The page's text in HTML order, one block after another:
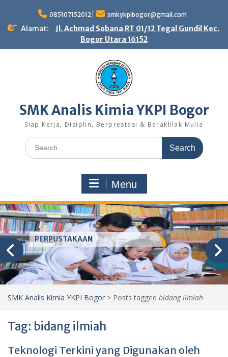
content
085107152012 smkykpibogor@gmail.com
Alamat:
Jl. Achmad Sobana RT 01/12 Tegal Gundil Kec.
Bogor Utara 16152
SMK Analis Kimia YKPI Bogor
Siap Kerja, Disiplin, Berprestasi & Berakhlak Mulia
Search
for:
Menu
PERPUSTAKAAN
SMK Analis Kimia YKPI Bogor > Posts tagged bidang ilmiah
Tag: bidang ilmiah
Teknologi Terkini yang Digunakan oleh